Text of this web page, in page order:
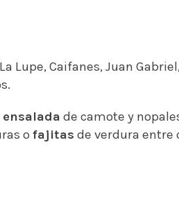
Lupe, Caifanes, Juan
ensalada de camote y
o fajitas de verdura entre